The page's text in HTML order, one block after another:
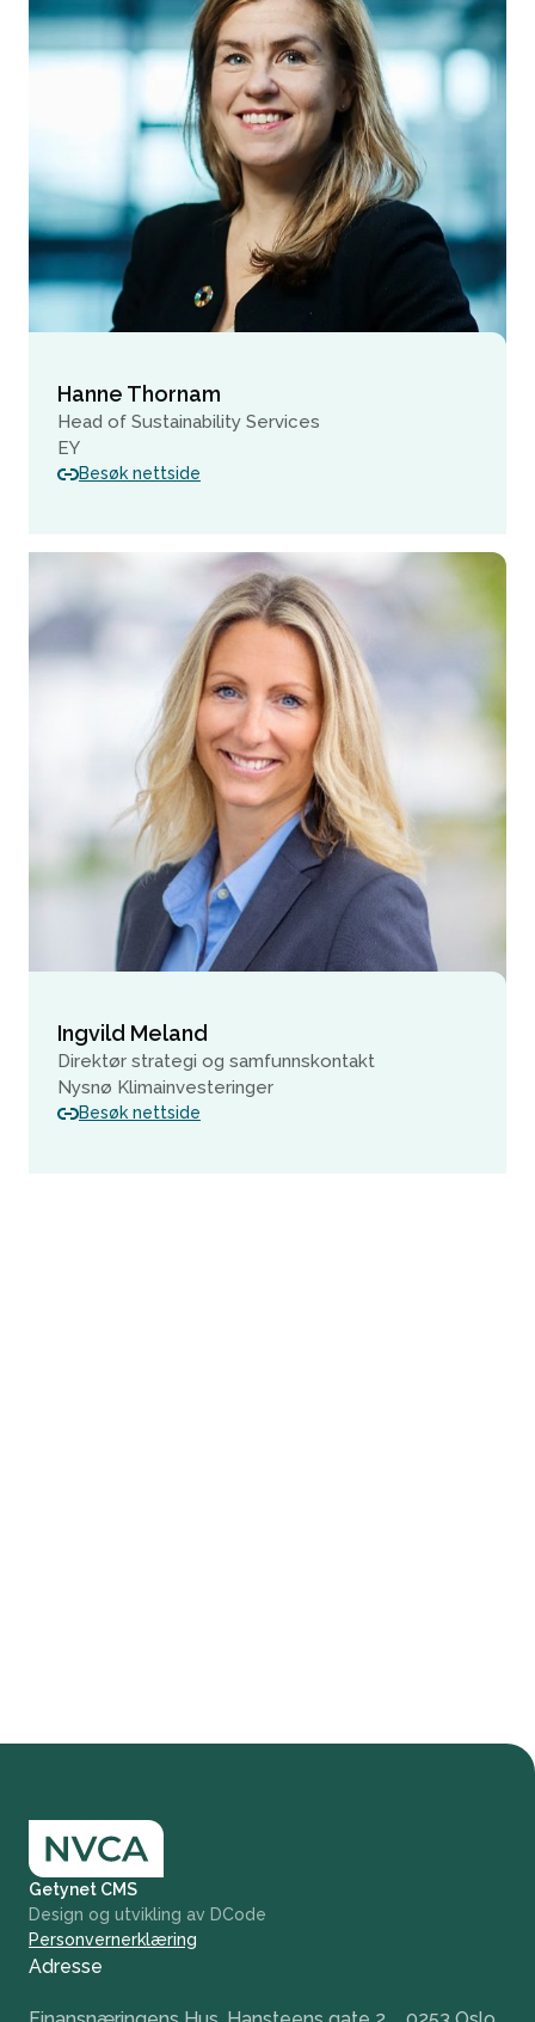
Hanne Thornam
Head of Sustainability Services
EY
Besøk nettside
Ingvild Meland
Direktør strategi og samfunnskontakt
Nysnø Klimainvesteringer
Besøk nettside
Getynet CMS
Design og utvikling av DCode
Personvernerklæring
Adresse